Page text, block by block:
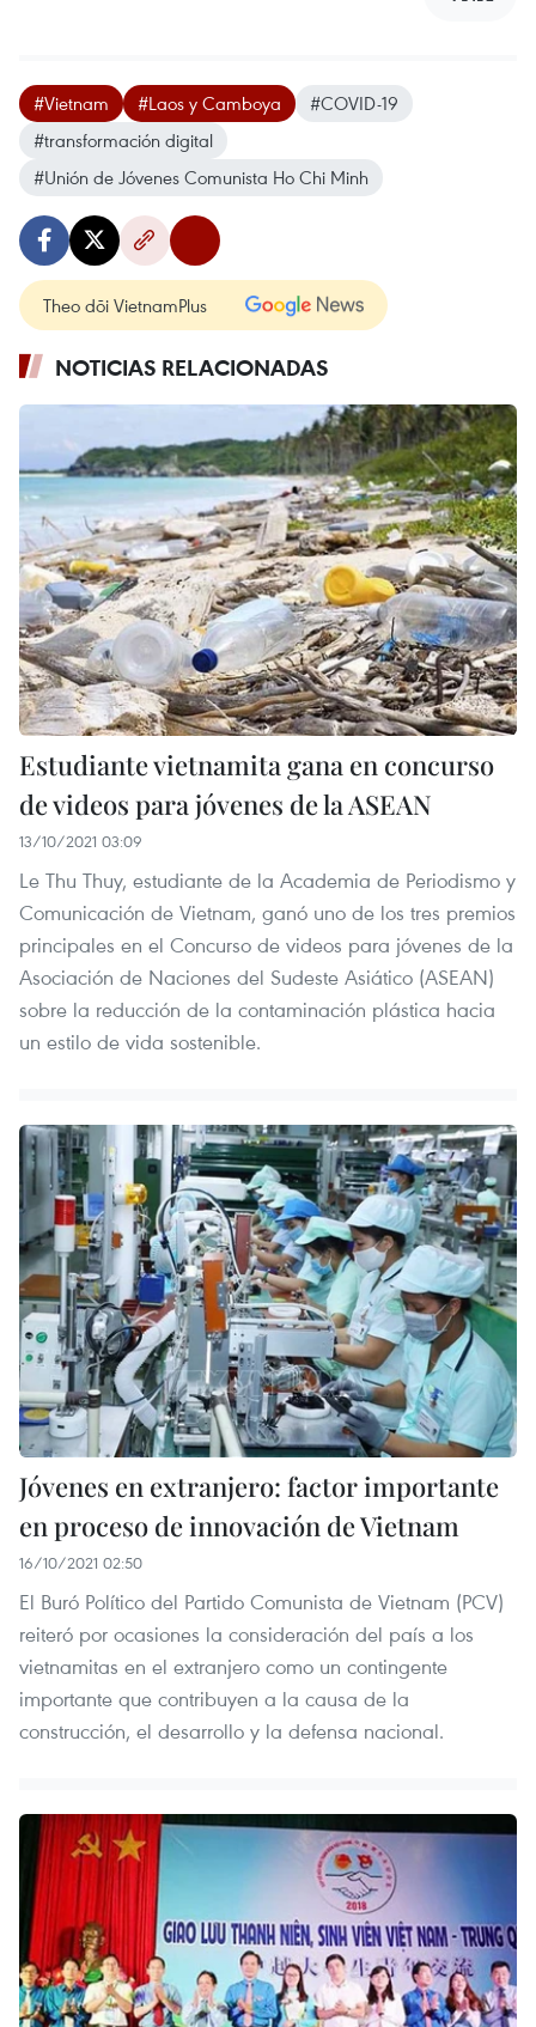
#Vietnam #Laos y Camboya
#COVID-19
#transformación digital
#Unión de Jóvenes Comunista Ho Chi Minh
Theo dõi VietnamPlus
NOTICIAS RELACIONADAS
Estudiante vietnamita gana en concurso
de videos para jóvenes de la ASEAN
13/10/2021 03:09
Le Thu Thuy, estudiante de la Academia de Periodismo y
Comunicación de Vietnam, ganó uno de los tres premios
principales en el Concurso de videos para jóvenes de la
Asociación de Naciones del Sudeste Asiático (ASEAN)
sobre la reducción de la contaminación plástica hacia
un estilo de vida sostenible.
Jóvenes en extranjero: factor importante
en proceso de innovación de Vietnam
16/10/2021 02:50
El Buró Político del Partido Comunista de Vietnam (PCV)
reiteró por ocasiones la consideración del país a los
vietnamitas en el extranjero como un contingente
importante que contribuyen a la causa de la
construcción, el desarrollo y la defensa nacional.